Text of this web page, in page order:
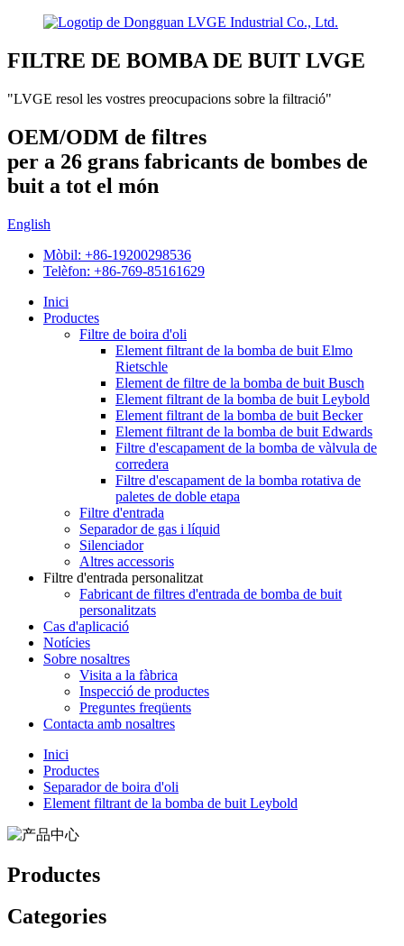
FILTRE DE BOMBA DE BUIT LVGE
"LVGE resol les vostres preocupacions sobre la filtració"
OEM/ODM de filtres
per a 26 grans fabricants de bombes de
buit a tot el món
English
Mòbil: +86-19200298536
Telèfon: +86-769-85161629
Inici
Productes
Filtre de boira d'oli
Element filtrant de la bomba de buit Elmo
Rietschle
Element de filtre de la bomba de buit Busch
Element filtrant de la bomba de buit Leybold
Element filtrant de la bomba de buit Becker
Element filtrant de la bomba de buit Edwards
Filtre d'escapament de la bomba de vàlvula de
corredera
Filtre d'escapament de la bomba rotativa de
paletes de doble etapa
Filtre d'entrada
Separador de gas i líquid
Silenciador
Altres accessoris
Filtre d'entrada personalitzat
Fabricant de filtres d'entrada de bomba de buit
personalitzats
Cas d'aplicació
Notícies
Sobre nosaltres
Visita a la fàbrica
Inspecció de productes
Preguntes freqüents
Contacta amb nosaltres
Inici
Productes
Separador de boira d'oli
Element filtrant de la bomba de buit Leybold
Productes
Categories